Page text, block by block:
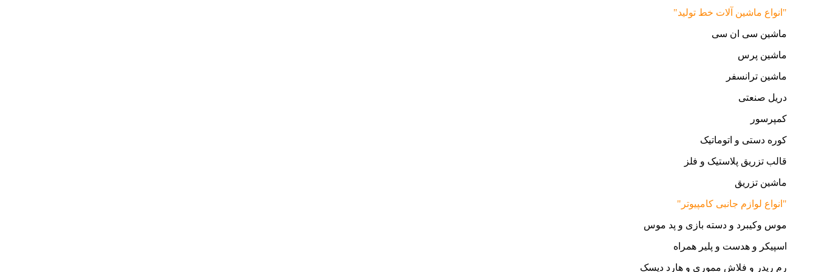
"انواع ماشین آلات خط تولید"
ماشین سی ان سی
ماشین پرس
ماشین ترانسفر
دریل صنعتی
کمپرسور
کوره دستی و اتوماتیک
قالب تزریق پلاستیک و فلز
ماشین تزریق
"انواع لوازم جانبی کامپیوتر"
موس وکیبرد و دسته بازی و پد موس
اسپیکر و هدست و پلیر همراه
رم ریدر و فلاش مموری و هارد دیسک